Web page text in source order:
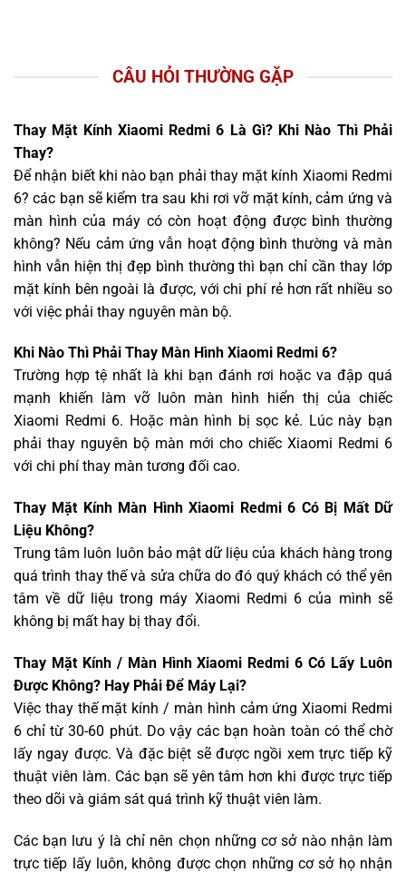
CÂU HỎI THƯỜNG GẶP
Thay Mặt Kính Xiaomi Redmi 6 Là Gì? Khi Nào Thì Phải
Thay?
Để nhận biết khi nào bạn phải thay mặt kính Xiaomi Redmi
6? các bạn sẽ kiểm tra sau khi rơi vỡ mặt kính, cảm ứng và
màn hình của máy có còn hoạt động được bình thường
không? Nếu cảm ứng vẫn hoạt động bình thường và màn
hình vẫn hiện thị đẹp bình thường thì bạn chỉ cần thay lớp
mặt kính bên ngoài là được, với chi phí rẻ hơn rất nhiều so
với việc phải thay nguyên màn bộ.
Khi Nào Thì Phải Thay Màn Hình Xiaomi Redmi 6?
Trường hợp tệ nhất là khi bạn đánh rơi hoặc va đập quá
mạnh khiến làm vỡ luôn màn hình hiển thị của chiếc
Xiaomi Redmi 6. Hoặc màn hình bị sọc kẻ. Lúc này bạn
phải thay nguyên bộ màn mới cho chiếc Xiaomi Redmi 6
với chi phí thay màn tương đối cao.
Thay Mặt Kính Màn Hình Xiaomi Redmi 6 Có Bị Mất Dữ
Liệu Không?
Trung tâm luôn luôn bảo mật dữ liệu của khách hàng trong
quá trình thay thế và sửa chữa do đó quý khách có thể yên
tâm về dữ liệu trong máy Xiaomi Redmi 6 của mình sẽ
không bị mất hay bị thay đổi.
Thay Mặt Kính / Màn Hình Xiaomi Redmi 6 Có Lấy Luôn
Được Không? Hay Phải Để Máy Lại?
Việc thay thế mặt kính / màn hình cảm ứng Xiaomi Redmi
6 chỉ từ 30-60 phút. Do vậy các bạn hoàn toàn có thể chờ
lấy ngay được. Và đặc biệt sẽ được ngồi xem trực tiếp kỹ
thuật viên làm. Các bạn sẽ yên tâm hơn khi được trực tiếp
theo dõi và giám sát quá trình kỹ thuật viên làm.
Các bạn lưu ý là chỉ nên chọn những cơ sở nào nhận làm
trực tiếp lấy luôn, không được chọn những cơ sở họ nhận